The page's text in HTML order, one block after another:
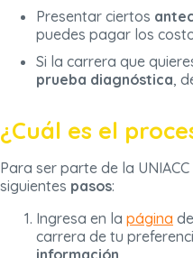
Presentar ciertos
puedes pagar los
Si la carrera que
prueba diagnóstica,
¿Cuál es el
Para ser parte de la
siguientes pasos:
Ingresa en la página
carrera de tu